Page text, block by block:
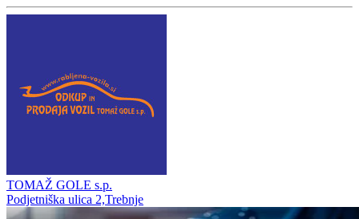
TOMAŽ GOLE s.p.
Podjetniška ulica 2,Trebnje